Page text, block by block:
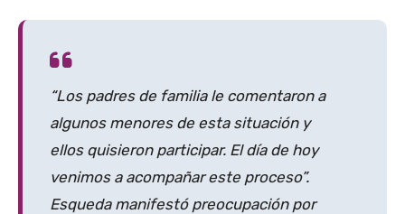
“Los padres de familia le comentaron a
algunos menores de esta situación y
ellos quisieron participar. El día de hoy
venimos a acompañar este proceso”.
Esqueda manifestó preocupación por